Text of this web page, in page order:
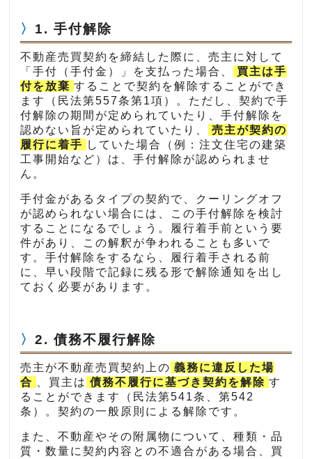
1. 手付解除
不動産売買契約を締結した際に、売主に対して
「手付（手付金）」を支払った場合、
買主は手
付を放棄 することで契約を解除することができ
ます（民法第557条第1項）。ただし、契約で手
付解除の期間が定められていたり、手付解除を
認めない旨が定められていたり、
売主が契約の
履行に着手 していた場合（例：注文住宅の建築
工事開始など）は、手付解除が認められませ
ん。
手付金があるタイプの契約で、クーリングオフ
が認められない場合には、この手付解除を検討
することになるでしょう。履行着手前という要
件があり、この解釈が争われることも多いで
す。手付解除をするなら、履行着手される前
に、早い段階で記録に残る形で解除通知を出し
ておく必要があります。
2. 債務不履行解除
売主が不動産売買契約上の 義務に違反した場
合 、買主は 債務不履行に基づき契約を解除 す
ることができます（民法第541条、第542
条）。契約の一般原則による解除です。
また、不動産やその附属物について、種類・品
質・数量に契約内容との不適合がある場合、買